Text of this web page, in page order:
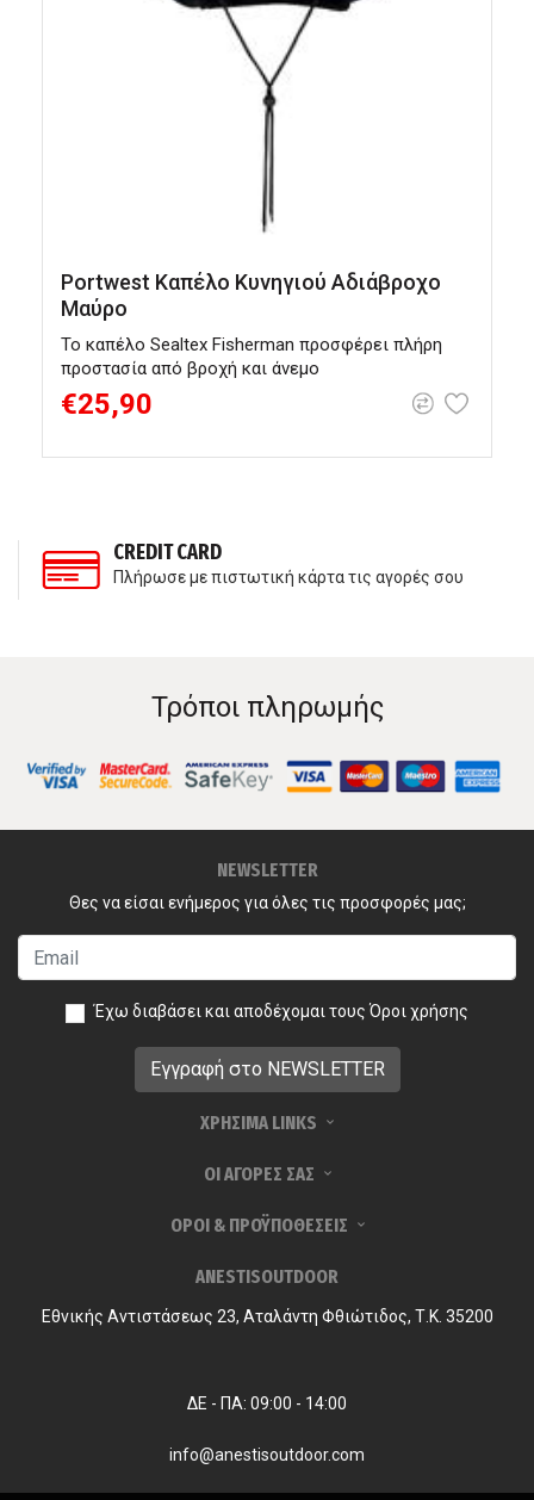
Portwest Καπέλο Κυνηγιού Αδιάβροχο
Μαύρο
Το καπέλο Sealtex Fisherman προσφέρει πλήρη
προστασία από βροχή και άνεμο
€25,90
CREDIT CARD
Πλήρωσε με πιστωτική κάρτα τις αγορές σου
Τρόποι πληρωμής
NEWSLETTER
Θες να είσαι ενήμερος για όλες τις προσφορές μας;
Έχω διαβάσει και αποδέχομαι τους Όροι χρήσης
ΧΡΗΣΙΜΑ LINKS
ΟΙ ΑΓΟΡΕΣ ΣΑΣ
ΟΡΟΙ & ΠΡΟΫΠΟΘΕΣΕΙΣ
ANESTISOUTDOOR
Εθνικής Αντιστάσεως 23, Αταλάντη Φθιώτιδος, Τ.Κ. 35200
ΔΕ - ΠΑ: 09:00 - 14:00
info@anestisoutdoor.com